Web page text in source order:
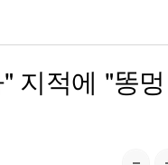
지적에 "똥멍